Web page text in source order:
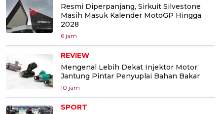
Resmi Diperpanjang, Sirkuit Silvestone
Masih Masuk Kalender MotoGP Hingga
2028
6 jam
REVIEW
Mengenal Lebih Dekat Injektor Motor:
Jantung Pintar Penyuplai Bahan Bakar
10 jam
SPORT